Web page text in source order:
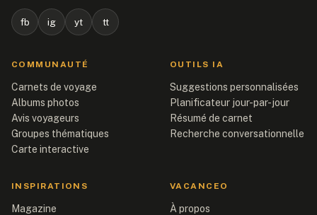
fb ig yt tt
COMMUNAUTÉ
Carnets de voyage
Albums photos
Avis voyageurs
Groupes thématiques
Carte interactive
OUTILS IA
Suggestions personnalisées
Planificateur jour-par-jour
Résumé de carnet
Recherche conversationnelle
INSPIRATIONS
Magazine
VACANCEO
À propos